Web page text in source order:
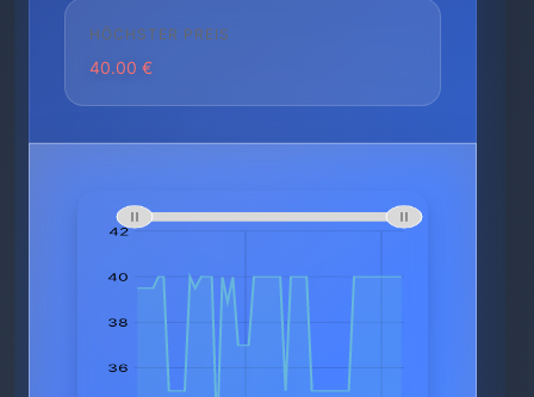
HÖCHSTER PREIS
40.00 €